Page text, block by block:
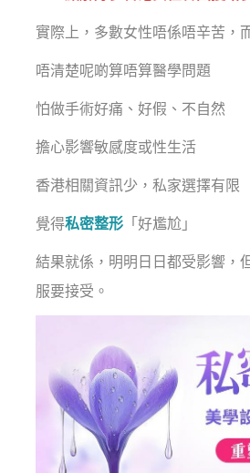
實際上，多數女性唔係唔辛苦，
唔清楚呢啲算唔算醫學問題
怕做手術好痛、好假、不自然
擔心影響敏感度或性生活
香港相關資訊少，私家選擇有限
覺得私密整形 「好尷尬」
結果就係，明明日日都受影響，
服要接受。